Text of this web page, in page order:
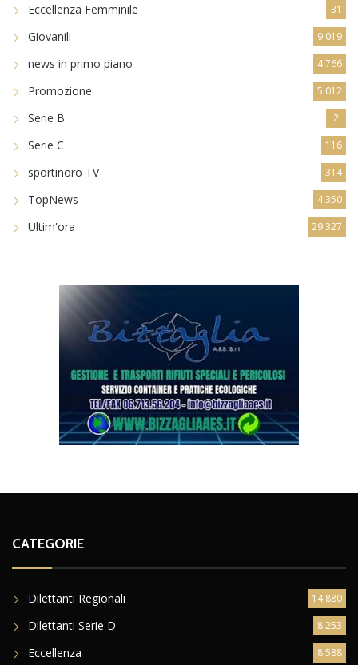
Eccellenza Femminile 31
Giovanili 9.019
news in primo piano 4.766
Promozione 5.012
Serie B 2
Serie C 116
sportinoro TV 314
TopNews 4.350
Ultim'ora 29.327
CATEGORIE
Dilettanti Regionali 14.880
Dilettanti Serie D 8.253
Eccellenza 8.588